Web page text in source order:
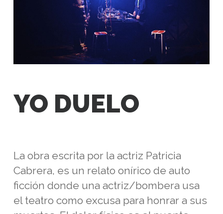
YO DUELO
La obra escrita por la actriz Patricia
Cabrera, es un relato onírico de auto
ficción donde una actriz/bombera usa
el teatro como excusa para honrar a sus